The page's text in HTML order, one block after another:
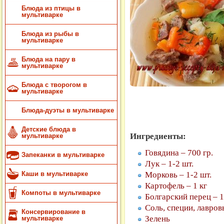
Блюда из птицы в
мультиварке
Блюда из рыбы в
мультиварке
Блюда на пару в
мультиварке
Блюда с творогом в
мультиварке
Блюда-дуэты в мультиварке
Детские блюда в
мультиварке
Запеканки в мультиварке
Каши в мультиварке
Компоты в мультиварке
Консервирование в
мультиварке
Ингредиенты:
Говядина – 700 гр.
Лук – 1-2 шт.
Морковь – 1-2 шт.
Картофель – 1 кг
Болгарский перец –
Соль, специи,
Зелень